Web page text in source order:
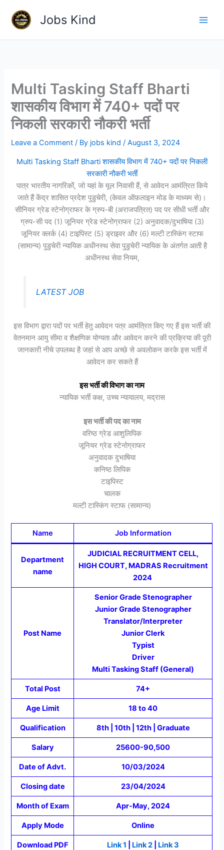
content
Jobs Kind
Multi Tasking Staff Bharti
शासकीय विभाग में 740+ पदों पर
निकली सरकारी नौकरी भर्ती
Leave a Comment / By jobs kind/August 3, 2024
Multi Tasking Staff Bharti शासकीय विभाग में 740+ पदों पर निकली
सरकारी नौकरी भर्ती
पात्र भारतीय नागरिकों, जो यहां के मूल निवासी हैं, से आवेदन आमंत्रित किये
जाते हैं केंद्र शासित प्रदेश पुडुचेरी, (केवल ऑफ़लाइन मोड के माध्यम से)।
सीनियर ग्रेड स्टेनोग्राफर के ग्रुप-बी (अराजपत्रित) पद पर सीधी भर्ती और
ग्रुप-सी पद (1) जूनियर ग्रेड स्टेनोग्राफर (2) अनुवादक/दुभाषिया (3)
जूनियर क्लर्क (4) टाइपिस्ट (5) ड्राइवर और (6) मल्टी टास्किंग स्टाफ
(सामान्य) पुडुचेरी न्यायिक अधीनस्थ सेवा पुडुचेरी न्यायिक के अंतर्गत आती है
अधीनस्थ सेवा नियम,
LATEST JOB
इस विभाग द्वारा पदों पर भर्ती हेतु आवेदन पत्र आमंत्रित किए गए हैं इस भर्ती की
वेतनमान आयु सीमा व शैक्षणिक योग्यता और आवेदन करने की प्रक्रिया की पूरी
जानकारी नीचे उपलब्ध है जहां से आप अच्छे से अवलोकन करके इस भर्ती में
आवेदन कर सकते हैं
इस भर्ती की विभाग का नाम
न्यायिक भर्ती कक्ष, उच्च न्यायालय, मद्रास
इस भर्ती की पद का नाम
वरिष्ठ ग्रेड आशुलिपिक
जूनियर ग्रेड स्टेनोग्राफर
अनुवादक दुभाषिया
कनिष्ठ लिपिक
टाइपिस्ट
चालक
मल्टी टास्किंग स्टाफ (सामान्य)
Name Job Information
Department
name
JUDICIAL RECRUITMENT CELL,
HIGH COURT, MADRAS Recruitment
2024
Post Name
Senior Grade Stenographer
Junior Grade Stenographer
Translator/Interpreter
Junior Clerk
Typist
Driver
Multi Tasking Staff (General)
Total Post 74+
Age Limit 18 to 40
Qualification 8th | 10th | 12th | Graduate
Salary 25600-90,500
Date of Advt. 10/03/2024
Closing date 23/04/2024
Month of Exam Apr-May, 2024
Apply Mode Online
Download PDF Link 1 Link 2 Link 3